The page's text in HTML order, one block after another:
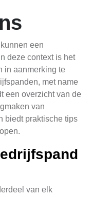
een
deze context is het
in aanmerking te
met name
een overzicht van de
van
biedt praktische tips
van elk